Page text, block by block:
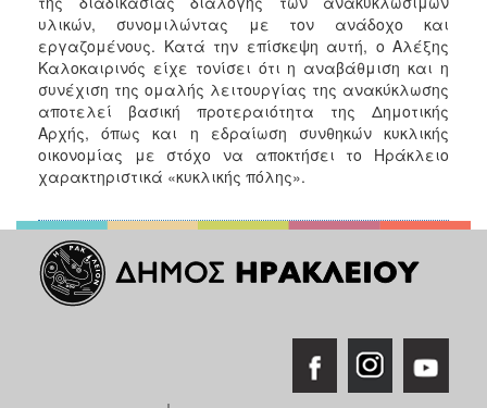
υλικών, συνομιλώντας με τον ανάδοχο και
εργαζομένους. Κατά την επίσκεψη αυτή, ο Αλέξης
Καλοκαιρινός είχε τονίσει ότι η αναβάθμιση και η
συνέχιση της ομαλής λειτουργίας της ανακύκλωσης
αποτελεί βασική προτεραιότητα της Δημοτικής
Αρχής, όπως και η εδραίωση συνθηκών κυκλικής
οικονομίας με στόχο να αποκτήσει το Ηράκλειο
χαρακτηριστικά «κυκλικής πόλης».